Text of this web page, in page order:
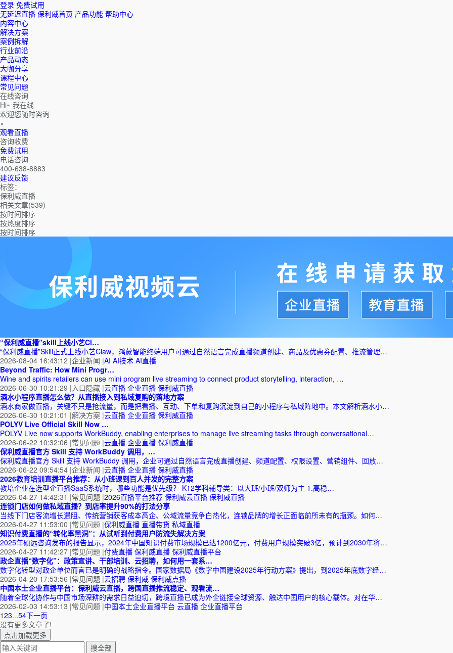
登录 免费试用
无延迟直播 保利威首页 产品功能 帮助中心
内容中心
解决方案
案例拆解
行业前沿
产品动态
大咖分享
课程中心
常见问题
在线咨询
Hi~ 我在线
欢迎您随时咨询
×
观看直播
咨询收费
免费试用
电话咨询
400-638-8883
建议反馈
标签：
保利威直播
相关文章(539)
按时间排序
按热度排序
按时间排序
“保利威直播”skill上线小艺Cl…
“保利威直播”Skill正式上线小艺Claw，鸿蒙智能终端用户可通过自然语言完成直播频道创建、商品及优惠券配置、推流管理…
2026-08-04 16:43:12 |企业新闻 |AI AI技术 AI直播
Beyond Traffic: How Mini Progr…
Wine and spirits retailers can use mini program live streaming to connect product storytelling, interaction, …
2026-06-30 10:21:29 |入口隐藏 |云直播 企业直播 保利威直播
酒水小程序直播怎么做？从直播接入到私域复购的落地方案
酒水商家做直播，关键不只是抢流量，而是把看播、互动、下单和复购沉淀到自己的小程序与私域阵地中。本文解析酒水小…
2026-06-30 10:21:01 |解决方案 |云直播 企业直播 保利威直播
POLYV Live Official Skill Now …
POLYV Live now supports WorkBuddy, enabling enterprises to manage live streaming tasks through conversational…
2026-06-22 10:32:06 |常见问题 |云直播 企业直播 保利威直播
保利威直播官方 Skill 支持 WorkBuddy 调用，…
保利威直播官方 Skill 支持 WorkBuddy 调用，企业可通过自然语言完成直播创建、频道配置、权限设置、营销组件、回放…
2026-06-22 09:54:54 |企业新闻 |云直播 企业直播 保利威直播
2026教育培训直播平台推荐：从小班课到百人并发的完整方案
教培企业在选型企直播SaaS系统时，哪些功能是优先级？ K12学科辅导类：以大班/小班/双师为主 1.高稳…
2026-04-27 14:42:31 |常见问题 |2026直播平台推荐 保利威云直播 保利威直播
连锁门店如何做私域直播？到店率提升90%的打法分享
当线下门店客流增长遇阻、传统营销获客成本高企、公域流量竞争白热化，连锁品牌的增长正面临前所未有的瓶颈。如何…
2026-04-27 11:53:00 |常见问题 |保利威直播 直播带货 私域直播
知识付费直播的“转化率黑洞”：从试听到付费用户防流失解决方案
2025年硕远咨询发布的报告显示，2024年中国知识付费市场规模已达1200亿元，付费用户规模突破3亿，预计到2030年将…
2026-04-27 11:42:27 |常见问题 |付费直播 保利威直播 保利威直播平台
政企直播“数字化”：政策宣讲、干部培训、云招聘，如何用一套系…
数字化转型对政企单位而言已是明确的战略指令。国家数据局《数字中国建设2025年行动方案》提出，到2025年底数字经…
2026-04-20 17:53:56 |常见问题 |云招聘 保利威 保利威点播
中国本土企业直播平台：保利威云直播，跨国直播推流稳定、观看流…
随着全球化协作与中国市场深耕的需求日益迫切，跨境直播已成为外企链接全球资源、触达中国用户的核心载体。对在华…
2026-02-03 14:53:13 |常见问题 |中国本土企业直播平台 云直播 企业直播平台
123...54下一页
没有更多文章了!
点击加载更多